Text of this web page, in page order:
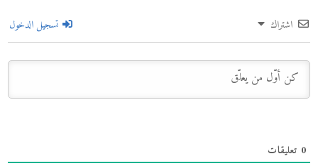
اشتراك تسجيل الدخول
0 تعليقات